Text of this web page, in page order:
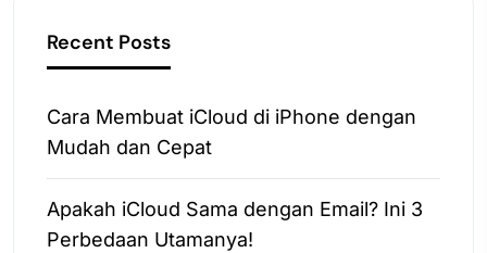
Recent Posts
Cara Membuat iCloud di iPhone dengan
Mudah dan Cepat
Apakah iCloud Sama dengan Email? Ini 3
Perbedaan Utamanya!